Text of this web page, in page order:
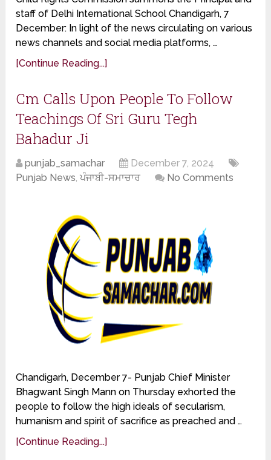
staff of Delhi International School Chandigarh, 7
December: In light of the news circulating on various
news channels and social media platforms, …
[Continue Reading...]
Cm Calls Upon People To Follow
Teachings Of Sri Guru Tegh
Bahadur Ji
punjab_samachar
December 7, 2024
Punjab News,ਪੰਜਾਬੀ-ਸਮਾਚਾਰ No Comments
Chandigarh, December 7- Punjab Chief Minister
Bhagwant Singh Mann on Thursday exhorted the
people to follow the high ideals of secularism,
humanism and spirit of sacrifice as preached and …
[Continue Reading...]